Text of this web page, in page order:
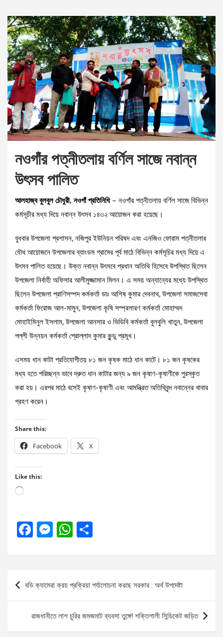
নওগাঁর পত্নীতলায় বর্ণিল সাজে নবান্ন
উৎসব পালিত
আলহাজ্ব বুলবুল চৌধুরী, নওগাঁ প্রতিনিধি– নওগাঁর পত্নীতলায় বর্ণিল সাজে বিভিন্ন
কর্মসূচীর মধ্য দিয়ে নবান্ন উৎসব ১৪৩২ আয়োজন করা হয়েছে।
বুধবার উপজেলা প্রশাসন, নজিপুর ইউনিয়ন পরিষদ এবং এনজিও ফোরাম পত্নীতলার
যৌথ আয়োজনে উপজেলার ব্যাংডম গ্রামের পূর্ব মাঠে বিভিন্ন কর্মসূচির মধ্য দিয়ে এ
উৎসব পালিত হয়েছে। উক্ত নবান্ন উৎসবে প্রধান অতিথি হিসেবে উপস্থিত ছিলেন
উপজেলা নির্বাহী অফিসার আলীমুজ্জামান মিলন। এ সময় অন্যান্যের মধ্যে উপস্থিত
ছিলেন উপজেলা প্রাণিসম্পদ কর্মকর্তা ডাঃ আশিষ কুমার দেবনাথ, উপজেলা সমাজসেবা
কর্মকর্তা ফিরোজ আল-মামুন, উপজেলা কৃষি সম্প্রসারণ কর্মকর্তা মোহাম্মদ
মোহাইমিনুল ইসলাম, উপজেলা আনসার ও ভিডিবি কর্মকর্তা বুলবুলি খাতুন, উপজেলা
পল্লী উন্নয়ন কর্মকর্তা প্রোল্লাদ কুমার কুন্ডু প্রমূখ।
এসময় ধান কাটা প্রতিযোগীতয় ৮১ জন কৃষক মাঠে ধান কাটে। ৮১ জন কৃষকের
মধ্য হতে পরিচ্ছন্ন ভাবে দ্রুত ধান কাটার জন্য ৯ জন কৃষাণ-কৃষাণীকে পুরস্কৃত
করা হয়। এরপর মাঠে বসেই কৃষাণ-কৃষাণী এবং আমন্ত্রিত অতিথিবৃন্দ নবান্নের খাবার
গ্রহণ করেন।
Share this:
Facebook X
Like this:
Loading…
F
ce
o
o
k
M
se
g
er
W
at
s
A
p
p
ar
e
Post
navigation
বডি ক্যামেরা ক্রয় প্রক্রিয়া পর্যালোচনা করছে সরকার : অর্থ উপদেষ্টা
রাজধানীতে লাশ চুরির জমজমাট ব্যবসা তুঙ্গে! শক্তিশালী সিন্ডিকেট জড়িত